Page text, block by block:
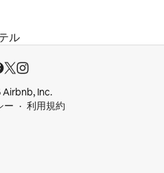
ル
Inc.
ー
利用規約